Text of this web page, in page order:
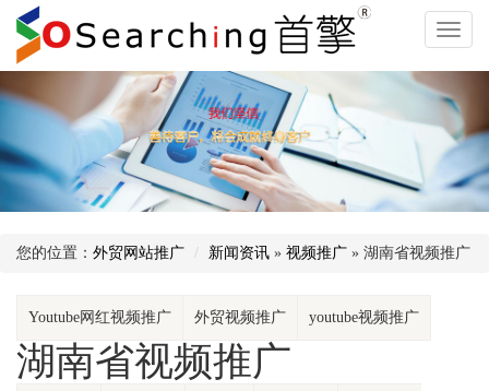
外
贸
网
站
推
广
多
您的位置： 外贸网站推广 新闻资讯 » 视频推广 » 湖南省视频推广
Youtube网红视频推广 外贸视频推广 youtube视频推广
湖南省视频推广